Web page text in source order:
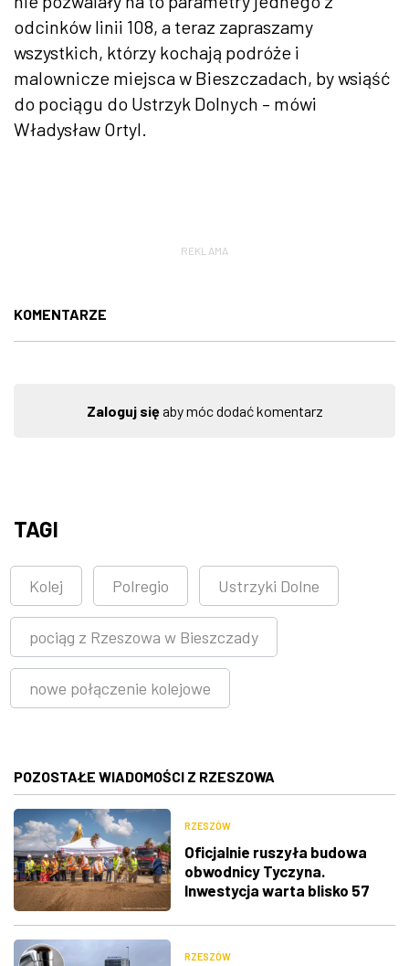
odcinków linii 108, a teraz zapraszamy
wszystkich, którzy kochają podróże i
malownicze miejsca w Bieszczadach, by wsiąść
do pociągu do Ustrzyk Dolnych – mówi
Władysław Ortyl.
REKLAMA
KOMENTARZE
Zaloguj sięaby móc dodać komentarz
TAGI
Kolej Polregio Ustrzyki Dolne
pociąg z Rzeszowa w Bieszczady
nowe połączenie kolejowe
POZOSTAŁE WIADOMOŚCI Z RZESZOWA
RZESZÓW
Oficjalnie ruszyła budowa
obwodnicy Tyczyna.
Inwestycja warta blisko 57
RZESZÓW